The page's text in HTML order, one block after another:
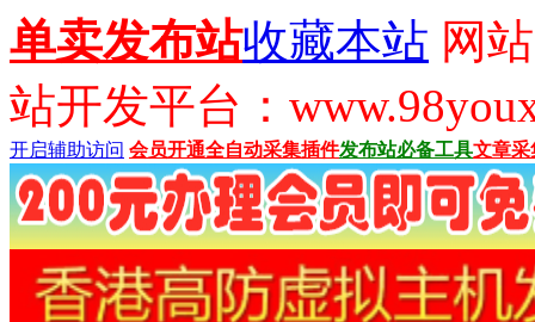
单卖发布站收藏本站 网
站开发平台：
开启辅助访问 会员开通全自动采集插件发布站必备工具文章采